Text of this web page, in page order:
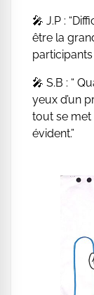
🎤 J.P :
être la
participants
🎤 S.B : “
yeux d’un
tout se met
évident.”